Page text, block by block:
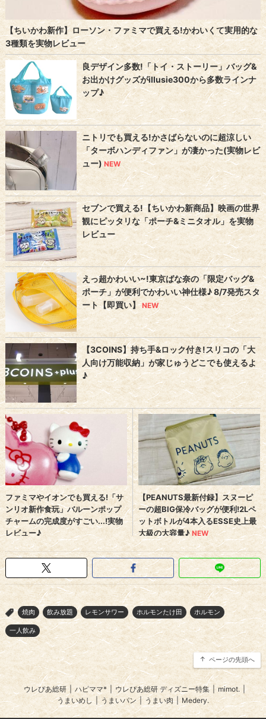
> 焼肉 飲み放題 レモンサワー ホルモンたけ田 ホルモン
一人飲み
ページの先頭へ
ウレぴあ総研 ハピママ* ウレぴあ総研 ディズニー特集 mimot. |
うまいめし
うまいパン | うまい肉 | Medery.